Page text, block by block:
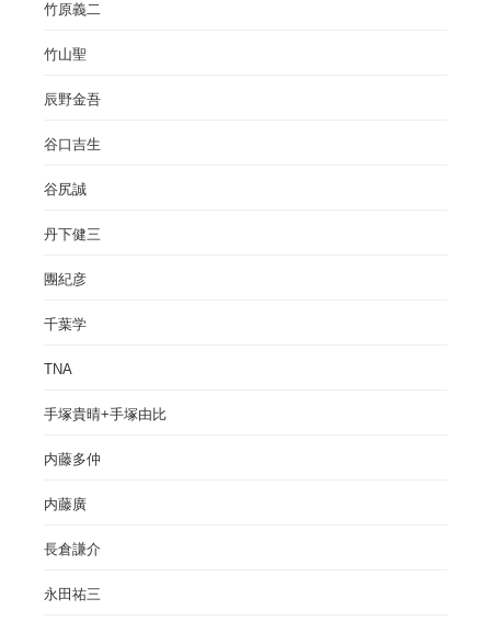
竹原義二
竹山聖
辰野金吾
谷口吉生
谷尻誠
丹下健三
團紀彦
千葉学
TNA
手塚貴晴+手塚由比
内藤多仲
内藤廣
長倉謙介
永田祐三